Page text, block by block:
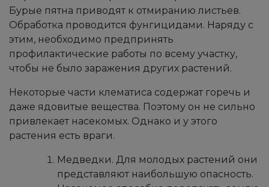
Бурые пятна приводят к отмиранию листьев.
Обработка проводится фунгицидами. Наряду с
этим, необходимо предпринять
профилактические работы по всему участку,
чтобы не было заражения других растений.
​​​Некоторые части клематиса содержат горечь и
даже ядовитые вещества. Поэтому он не сильно
привлекает насекомых. Однако и у этого
растения есть враги.
Медведки. Для молодых растений они
представляют наибольшую опасность.